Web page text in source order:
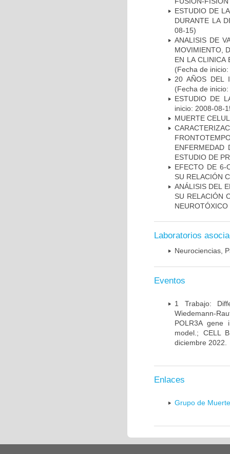
ESTUDIO DE
DURANTE LA
08-15)
ANALISIS DE
MOVIMIENTO,
EN LA CLINICA
(Fecha de
20 AÑOS DEL
(Fecha de
ESTUDIO DE
inicio: 2008-08-
MUERTE
ENFERMEDAD
ESTUDIO DE
EFECTO DE 6-
SU RELACIÓN
ANÁLISIS DEL
SU RELACIÓN
NEUROTÓXICO
Laboratorios
Neurociencias,
Eventos
1 Trabajo:
Wiedemann-
POLR3A gene
model.; CELL
diciembre 2022.
Enlaces
Grupo de